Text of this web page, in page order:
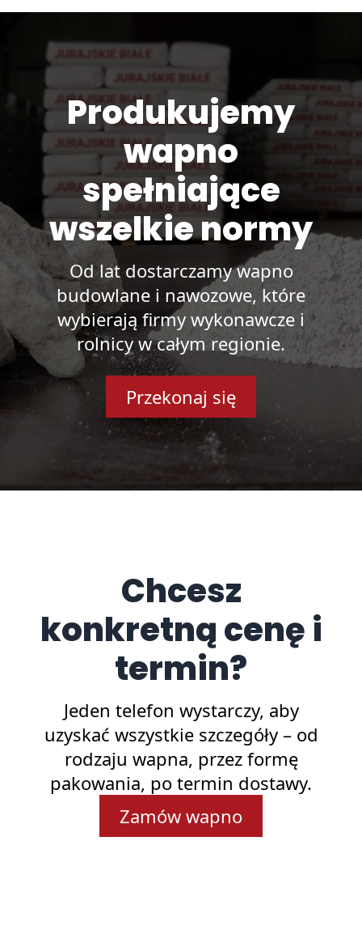
Produkujemy
wapno
spełniające
wszelkie normy
Od lat dostarczamy wapno
budowlane i nawozowe, które
wybierają firmy wykonawcze i
rolnicy w całym regionie.
Przekonaj się
Chcesz
konkretną cenę i
termin?
Jeden telefon wystarczy, aby
uzyskać wszystkie szczegóły – od
rodzaju wapna, przez formę
pakowania, po termin dostawy.
Zamów wapno